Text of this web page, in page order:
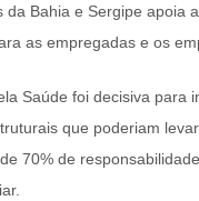
da Bahia e Sergipe
as empregadas e os
Saúde foi decisiva
que poderiam
70% de